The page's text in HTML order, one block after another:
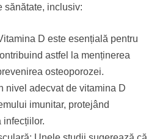
sănătate, inclusiv:
D este esențială pentru
astfel la menținerea
osteoporozei.
nivel adecvat de vitamina D
imunitar, protejând
infecțiilor.